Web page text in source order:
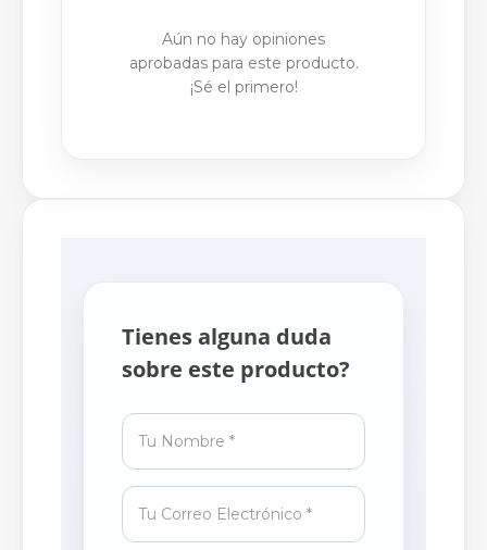
Aún no hay opiniones
aprobadas para este producto.
¡Sé el primero!
Tienes alguna duda
sobre este producto?